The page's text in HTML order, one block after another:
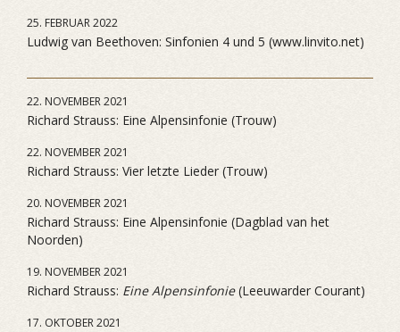
25. FEBRUAR 2022
Ludwig van Beethoven: Sinfonien 4 und 5 (www.linvito.net)
22. NOVEMBER 2021
Richard Strauss: Eine Alpensinfonie (Trouw)
22. NOVEMBER 2021
Richard Strauss: Vier letzte Lieder (Trouw)
20. NOVEMBER 2021
Richard Strauss: Eine Alpensinfonie (Dagblad van het
Noorden)
19. NOVEMBER 2021
Richard Strauss: Eine Alpensinfonie(Leeuwarder Courant)
17. OKTOBER 2021